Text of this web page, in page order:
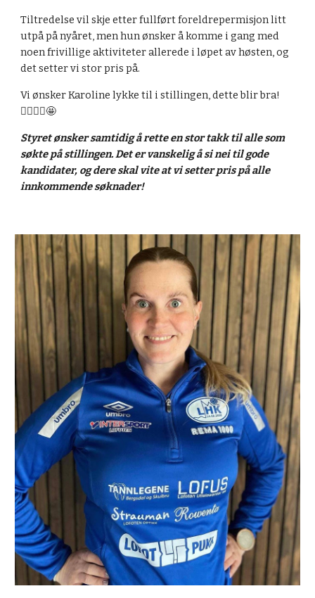
Tiltredelse vil skje etter fullført foreldrepermisjon litt
utpå på nyåret, men hun ønsker å komme i gang med
noen frivillige aktiviteter allerede i løpet av høsten, og
det setter vi stor pris på.
Vi ønsker Karoline lykke til i stillingen, dette blir bra!
🤾‍♂️🤾‍♀️🤩
Styret ønsker samtidig å rette en stor takk til alle som
søkte på stillingen. Det er vanskelig å si nei til gode
kandidater, og dere skal vite at vi setter pris på alle
innkommende søknader!